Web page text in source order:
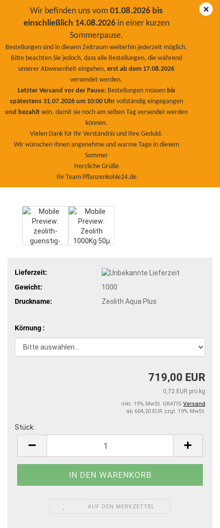
Wir befinden uns vom 01.08.2026 bis
einschließlich 14.08.2026in einer kurzen
Sommerpause.
Bestellungen sind in diesem Zeitraum weiterhin jederzeit möglich.
Bitte beachten Sie jedoch, dass alle Bestellungen, die während
unserer Abwesenheit eingehen, erst ab dem 17.08.2026
versendet werden.
Letzter Versand vor der Pause: Bestellungen müssen bis
spätestens 31.07.2026 um 10:00 Uhrvollständig eingegangen
und bezahlt sein, damit sie noch am selben Tag versendet werden
können.
Vielen Dank für Ihr Verständnis und Ihre Geduld.
Wir wünschen Ihnen angenehme und warme Tage in diesem
Sommer
Herzliche Grüße
Ihr Team Pflanzenkohle24.de
Zeolith 1000Kg 50µ Premium Aqua Plus
BioNaturPlus
Lieferzeit:
Gewicht:
1000
Druckname:
Zeolith Aqua Plus
Körnung :
719,00 EUR
0,72 EUR pro kg
inkl. 19% MwSt. GRATIS Versand
ab 604,20 EUR zzgl. 19% MwSt.
Stück:
AUF DEN MERKZETTEL